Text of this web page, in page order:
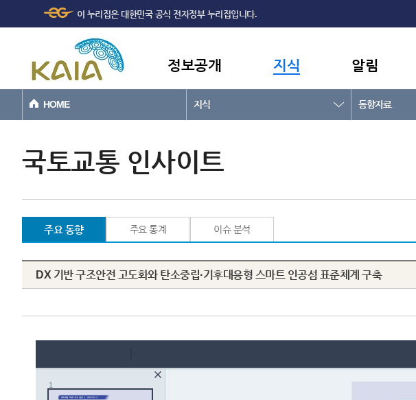
본문바로가기
이 누리집은 대한민국 공식 전자정부 누리집입니다.
정보공개 지식 알림
HOME 지식 동향자료
국토교통 인사이트
주요 동향 주요 통계 이슈 분석
DX 기반 구조안전 고도화와 탄소중립·기후대응형 스마트 인공섬 표준체계 구축